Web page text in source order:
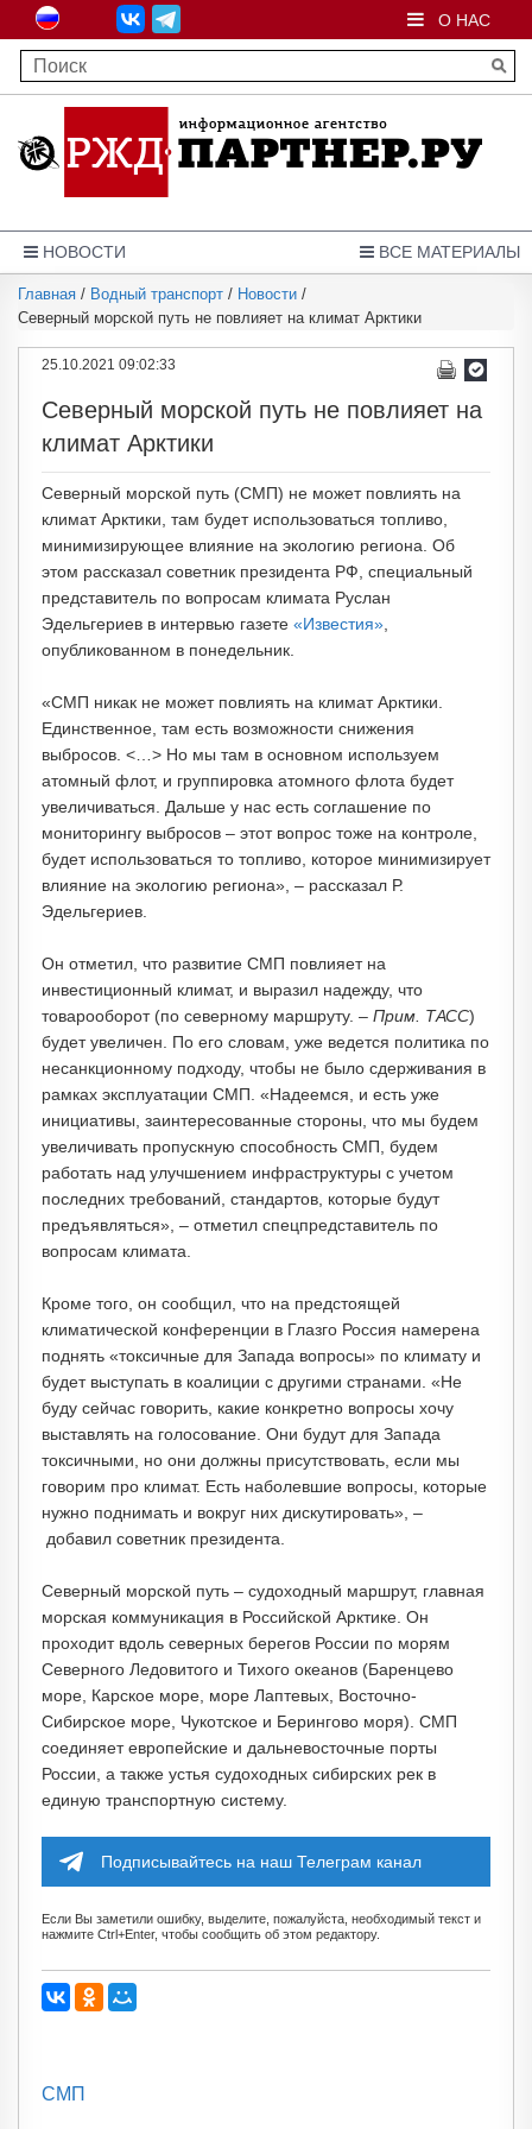
О НАС
ВСЕ МАТЕРИАЛЫ
НОВОСТИ
Главная / Водный транспорт / Новости /
Северный морской путь не повлияет на климат Арктики
25.10.2021 09:02:33
Северный морской путь не повлияет на
климат Арктики
Северный морской путь (СМП) не может повлиять на
климат Арктики, там будет использоваться топливо,
минимизирующее влияние на экологию региона. Об
этом рассказал советник президента РФ, специальный
представитель по вопросам климата Руслан
Эдельгериев в интервью газете «Известия»
опубликованном в понедельник.
«СМП никак не может повлиять на климат Арктики.
Единственное, там есть возможности снижения
выбросов. <…> Но мы там в основном используем
атомный флот, и группировка атомного флота будет
увеличиваться. Дальше у нас есть соглашение по
мониторингу выбросов – этот вопрос тоже на контроле,
будет использоваться то топливо, которое минимизирует
влияние на экологию региона», – рассказал Р.
Эдельгериев.
Он отметил, что развитие СМП повлияет на
инвестиционный климат, и выразил надежду, что
товарооборот (по северному маршруту. – Прим. ТАСС)
будет увеличен. По его словам, уже ведется политика по
несанкционному подходу, чтобы не было сдерживания в
рамках эксплуатации СМП. «Надеемся, и есть уже
инициативы, заинтересованные стороны, что мы будем
увеличивать пропускную способность СМП, будем
работать над улучшением инфраструктуры с учетом
последних требований, стандартов, которые будут
предъявляться», – отметил спецпредставитель по
вопросам климата.
Кроме того, он сообщил, что на предстоящей
климатической конференции в Глазго Россия намерена
поднять «токсичные для Запада вопросы» по климату и
будет выступать в коалиции с другими странами. «Не
буду сейчас говорить, какие конкретно вопросы хочу
выставлять на голосование. Они будут для Запада
токсичными, но они должны присутствовать, если мы
говорим про климат. Есть наболевшие вопросы, которые
нужно поднимать и вокруг них дискутировать», –
добавил советник президента.
Северный морской путь – судоходный маршрут, главная
морская коммуникация в Российской Арктике. Он
проходит вдоль северных берегов России по морям
Северного Ледовитого и Тихого океанов (Баренцево
море, Карское море, море Лаптевых, Восточно-
Сибирское море, Чукотское и Берингово моря). СМП
соединяет европейские и дальневосточные порты
России, а также устья судоходных сибирских рек в
единую транспортную систему.
Подписывайтесь на наш Телеграм канал
Если Вы заметили ошибку, выделите, пожалуйста, необходимый текст и
нажмите Ctrl+Enter, чтобы сообщить об этом редактору.
СМП